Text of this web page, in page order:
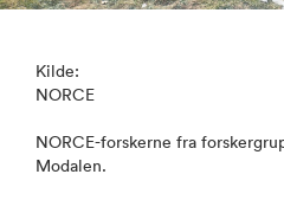
Kilde:
NORCE
NORCE-forskerne fra
Modalen.